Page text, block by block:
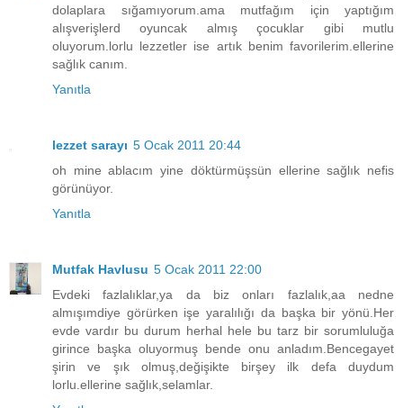
dolaplara sığamıyorum.ama mutfağım için yaptığım
alışverişlerd oyuncak almış çocuklar gibi mutlu
oluyorum.lorlu lezzetler ise artık benim favorilerim.ellerine
sağlık canım.
Yanıtla
lezzet sarayı 5 Ocak 2011 20:44
oh mine ablacım yine döktürmüşsün ellerine sağlık nefis
görünüyor.
Yanıtla
Mutfak Havlusu 5 Ocak 2011 22:00
Evdeki fazlalıklar,ya da biz onları fazlalık,aa nedne
almışımdiye görürken işe yaralılığı da başka bir yönü.Her
evde vardır bu durum herhal hele bu tarz bir sorumluluğa
girince başka oluyormuş bende onu anladım.Bencegayet
şirin ve şık olmuş,değişikte birşey ilk defa duydum
lorlu.ellerine sağlık,selamlar.